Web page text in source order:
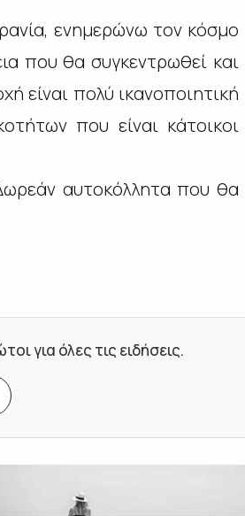
ενημερώνω τον κόσμο
που θα συγκεντρωθεί και
είναι πολύ ικανοποιητική
που είναι κάτοικοι
αυτοκόλλητα που θα
για όλες τις ειδήσεις.